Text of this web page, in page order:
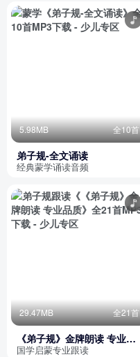
5.98MB 全10首
弟子规-全文诵读
经典蒙学诵读音频
29.47MB 全21首
《弟子规》金牌朗读 专业品
质
国学启蒙专业跟读